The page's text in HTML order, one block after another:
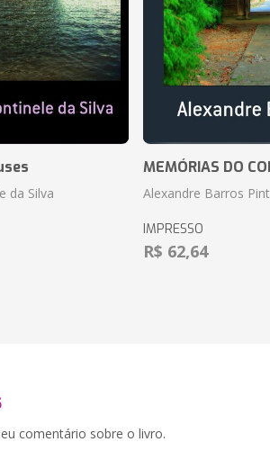
da Silva
MEMÓRIAS DO
Alexandre Barros
IMPRESSO
R$ 62,64
comentário sobre o livro.